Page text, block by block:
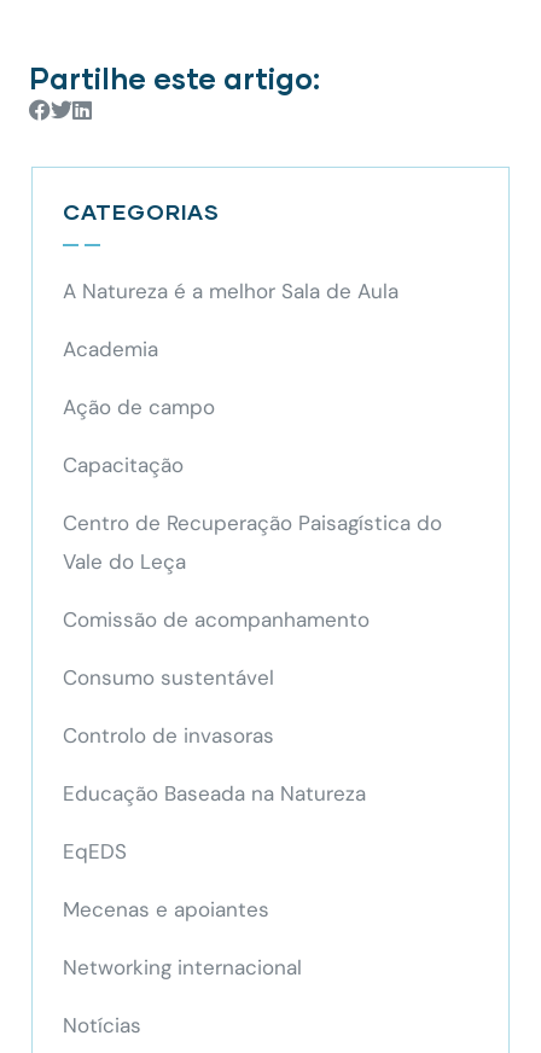
Partilhe este artigo:
CATEGORIAS
A Natureza é a melhor Sala de Aula
Academia
Ação de campo
Capacitação
Centro de Recuperação Paisagística do
Vale do Leça
Comissão de acompanhamento
Consumo sustentável
Controlo de invasoras
Educação Baseada na Natureza
EqEDS
Mecenas e apoiantes
Networking internacional
Notícias